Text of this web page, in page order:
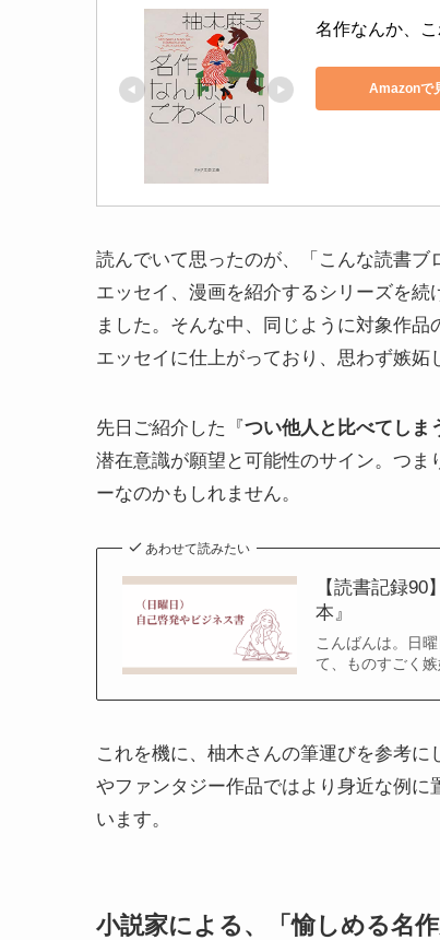
名作なんか、
Amazonで
読んでいて思ったのが、「こんな読書ブ
エッセイ、漫画を紹介するシリーズを
ました。そんな中、同じように対象作
エッセイに仕上がっており、思わず嫉妬
先日ご紹介した『 つい他人と比べてしま
潜在意識が願望と可能性のサイン。つ
ーなのかもしれません。
あわせて読みたい
【読書記録
本』
こんばんは。日
て、ものすごく
これを機に、柚木さんの筆運びを参考
やファンタジー作品ではより身近な例
います。
小説家による、「愉しめる名作